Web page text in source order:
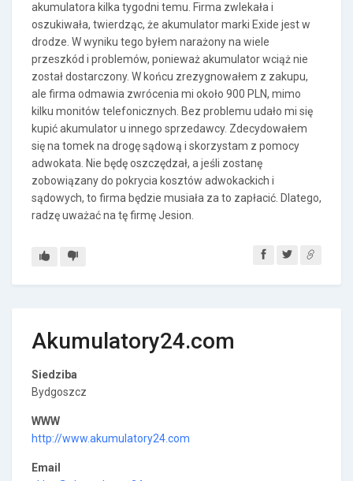
akumulatora kilka tygodni temu. Firma zwlekała i
oszukiwała, twierdząc, że akumulator marki Exide jest w
drodze. W wyniku tego byłem narażony na wiele
przeszkód i problemów, ponieważ akumulator wciąż nie
został dostarczony. W końcu zrezygnowałem z zakupu,
ale firma odmawia zwrócenia mi około 900 PLN, mimo
kilku monitów telefonicznych. Bez problemu udało mi się
kupić akumulator u innego sprzedawcy. Zdecydowałem
się na tomek na drogę sądową i skorzystam z pomocy
adwokata. Nie będę oszczędzał, a jeśli zostanę
zobowiązany do pokrycia kosztów adwokackich i
sądowych, to firma będzie musiała za to zapłacić. Dlatego,
radzę uważać na tę firmę Jesion.
Akumulatory24.com
Siedziba
Bydgoszcz
WWW
http://www.akumulatory24.com
Email